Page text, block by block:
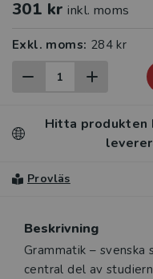
301 kr inkl. moms
Exkl. moms: 284 kr
Hitta produkten
Provläs
Beskrivning
Beskrivning
Grammatik –
central del av